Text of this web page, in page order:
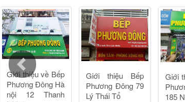
còn nhận được nhiều chương trình ưu đãi hấp dẫn
nhanh nhất quý khách có thể qua trực tiếp